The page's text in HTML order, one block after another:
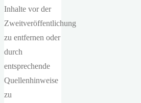
Inhalte vor der
Zweitveröffentlichung
zu entfernen oder
durch
entsprechende
Quellenhinweise
zu